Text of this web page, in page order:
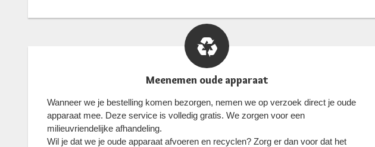
Meenemen oude apparaat
Wanneer we je bestelling komen bezorgen, nemen we op verzoek direct je oude
apparaat mee. Deze service is volledig gratis. We zorgen voor een
milieuvriendelijke afhandeling.
Wil je dat we je oude apparaat afvoeren en recyclen? Zorg er dan voor dat het